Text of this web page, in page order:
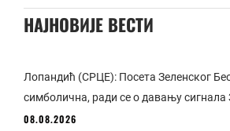
НАЈНОВИЈЕ ВЕСТИ
Лопандић (СРЦЕ): Посета Зеленског
симболична, ради се о давању сигнала
08.08.2026